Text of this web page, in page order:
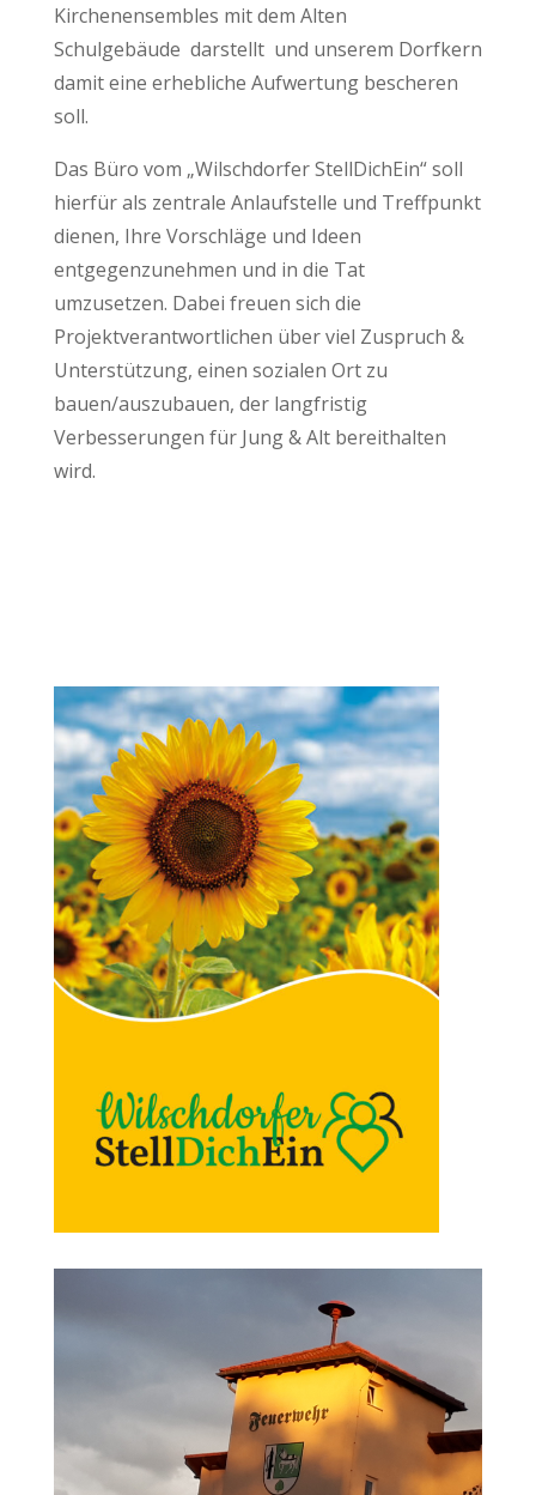
Kirchenensembles mit dem Alten
Schulgebäude darstellt und unserem Dorfkern
damit eine erhebliche Aufwertung bescheren
soll.
Das Büro vom „Wilschdorfer StellDichEin“ soll
hierfür als zentrale Anlaufstelle und Treffpunkt
dienen, Ihre Vorschläge und Ideen
entgegenzunehmen und in die Tat
umzusetzen. Dabei freuen sich die
Projektverantwortlichen über viel Zuspruch &
Unterstützung, einen sozialen Ort zu
bauen/auszubauen, der langfristig
Verbesserungen für Jung & Alt bereithalten
wird.